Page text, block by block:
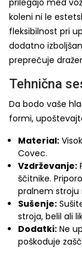
prilegajo med
koleni ni le
fleksibilnost pri
dodatno
preprečuje
Tehnična
Da bodo vaše
formi,
Material:
Covec.
Vzdrževanje:
ščitnike.
pralnem stroju
Sušenje:
stroja, belil ali
Dodatki: Ne
poškoduje